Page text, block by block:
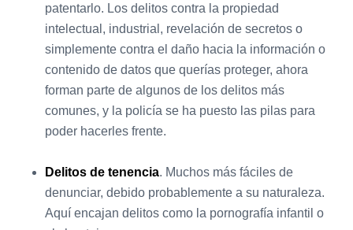
patentarlo. Los delitos contra la propiedad
intelectual, industrial, revelación de secretos o
simplemente contra el daño hacia la información o
contenido de datos que querías proteger, ahora
forman parte de algunos de los delitos más
comunes, y la policía se ha puesto las pilas para
poder hacerles frente.
Delitos de tenencia. Muchos más fáciles de
denunciar, debido probablemente a su naturaleza.
Aquí encajan delitos como la pornografía infantil o